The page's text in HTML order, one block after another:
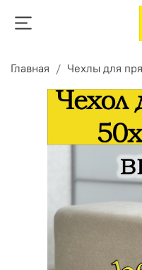
Главная Чехлы для